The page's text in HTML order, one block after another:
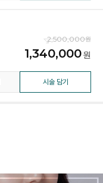
2,500,000
1,340,000
시술 담기